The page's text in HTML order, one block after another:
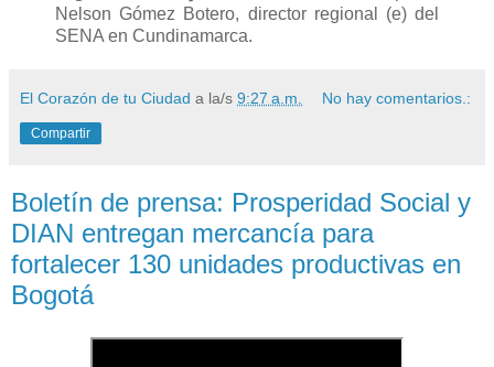
Nelson Gómez Botero, director regional (e) del
SENA en Cundinamarca.
El Corazón de tu Ciudad a la/s 9:27 a.m. No hay comentarios.:
Compartir
Boletín de prensa: Prosperidad Social y
DIAN entregan mercancía para
fortalecer 130 unidades productivas en
Bogotá